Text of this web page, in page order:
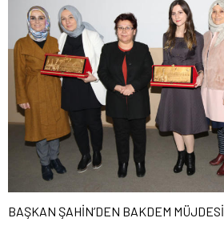
BAŞKAN ŞAHİN’DEN BAKDEM MÜJDESİ